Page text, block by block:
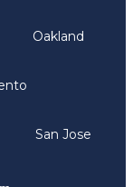
Oakland
San Jose